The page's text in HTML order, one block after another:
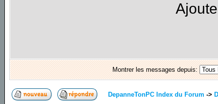
Montrer les messages depuis:
DepanneTonPC Index du Forum ->